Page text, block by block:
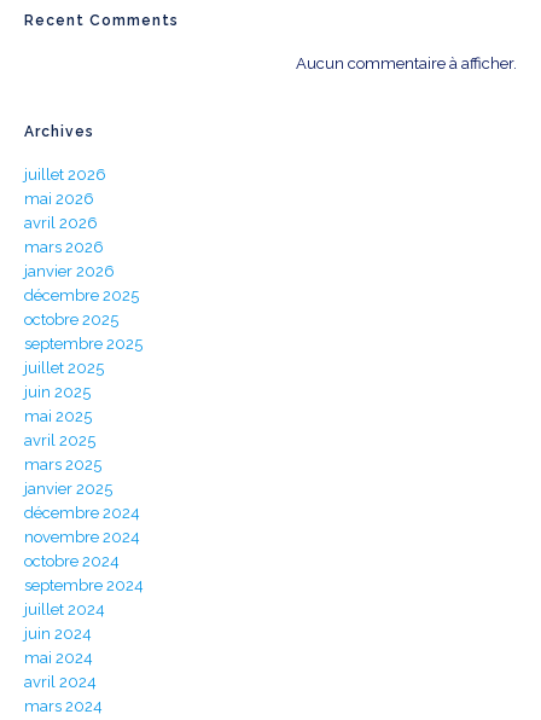
Recent Comments
Aucun commentaire à afficher.
Archives
juillet 2026
mai 2026
avril 2026
mars 2026
janvier 2026
décembre 2025
octobre 2025
septembre 2025
juillet 2025
juin 2025
mai 2025
avril 2025
mars 2025
janvier 2025
décembre 2024
novembre 2024
octobre 2024
septembre 2024
juillet 2024
juin 2024
mai 2024
avril 2024
mars 2024